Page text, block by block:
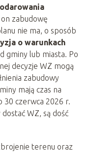
zabudowę
nie ma, o sposób
o warunkach
gminy lub miasta. Po
decyzje WZ mogą
zabudowy
mają czas na
30 czerwca 2026 r.
WZ, są dość
terenu oraz